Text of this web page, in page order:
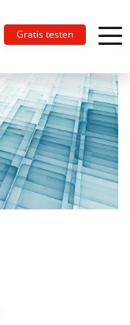
Gratis testen